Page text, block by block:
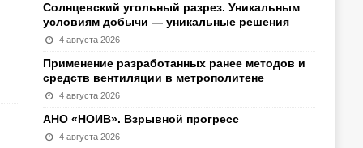
Солнцевский угольный разрез. Уникальным
условиям добычи — уникальные решения
4 августа 2026
Применение разработанных ранее методов и
средств вентиляции в метрополитене
4 августа 2026
АНО «НОИВ». Взрывной прогресс
4 августа 2026